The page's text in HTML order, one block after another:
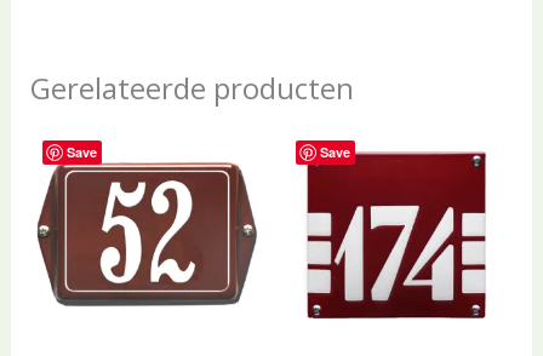
Gerelateerde producten
Save Save